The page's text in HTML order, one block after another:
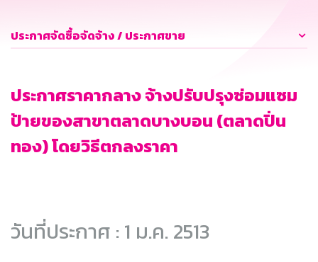
ประกาศจัดซื้อจัดจ้าง / ประกาศขาย
ประกาศราคากลาง จ้างปรับปรุงซ่อมแซม
ป้ายของสาขาตลาดบางบอน (ตลาดปิ่น
ทอง) โดยวิธีตกลงราคา
วันที่ประกาศ : 1 ม.ค. 2513